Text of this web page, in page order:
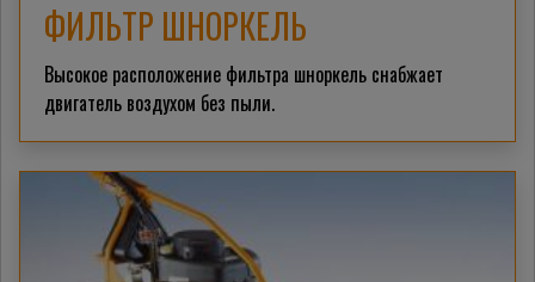
ФИЛЬТР ШНОРКЕЛЬ
Высокое расположение фильтра шноркель снабжает
двигатель воздухом без пыли.